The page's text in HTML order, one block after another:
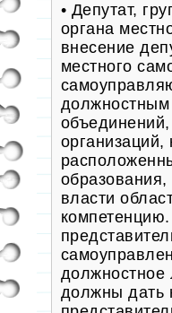
• Депутат,
органа
внесение
местного
образования,
власти
должностное
должны дать